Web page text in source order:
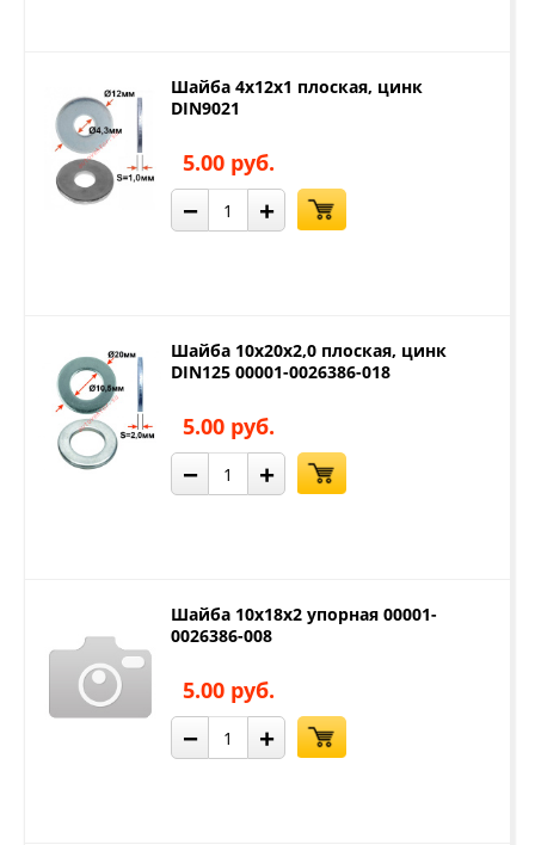
Шайба 4х12х1 плоская, цинк
DIN9021
5.00 руб.
− +
Шайба 10х20х2,0 плоская, цинк
DIN125 00001-0026386-018
5.00 руб.
− +
Шайба 10х18х2 упорная 00001-
0026386-008
5.00 руб.
− +